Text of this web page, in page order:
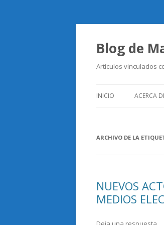
Blog de
Artículos vinculados
INICIO ACERCA
ARCHIVO DE LA
NUEVOS
MEDIOS